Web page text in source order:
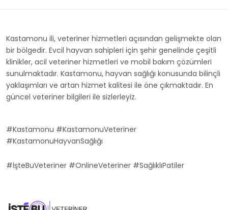
Kastamonu ili, veteriner hizmetleri açısından gelişmekte olan
bir bölgedir. Evcil hayvan sahipleri için şehir genelinde çeşitli
klinikler, acil veteriner hizmetleri ve mobil bakım çözümleri
sunulmaktadır. Kastamonu, hayvan sağlığı konusunda bilinçli
yaklaşımları ve artan hizmet kalitesi ile öne çıkmaktadır. En
güncel veteriner bilgileri ile sizlerleyiz.
#Kastamonu #KastamonuVeteriner
#KastamonuHayvanSağlığı
#İşteBuVeteriner #OnlineVeteriner #SağlıklıPatiler